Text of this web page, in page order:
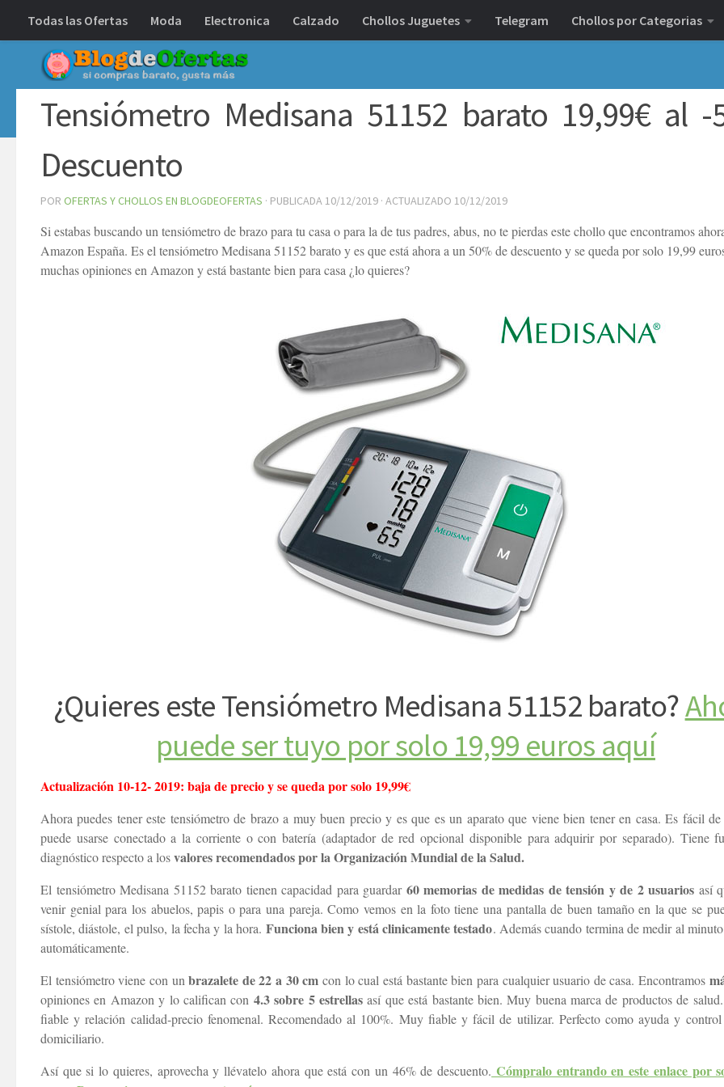
Debajo del contenido
Todas las Ofertas Moda Electronica Calzado Chollos Juguetes Telegram Chollos por Categorias
Tensiómetro Medisana 51152 barato 19,99€ al -
Descuento
POR OFERTAS Y CHOLLOS EN BLOGDEOFERTAS · PUBLICADA 10/12/2019 · ACTUALIZADO 10/12/2019
Si estabas buscando un tensiómetro de brazo para tu casa o para la de tus padres, abus, no te pierdas este chollo que encontramos
Amazon España. Es el tensiómetro Medisana 51152 barato y es que está ahora a un 50% de descuento y se queda por solo 19,99
muchas opiniones en Amazon y está bastante bien para casa ¿lo quieres?
¿Quieres este Tensiómetro Medisana 51152 barato?
puede ser tuyo por solo 19,99 euros aquí
Actualización 10-12- 2019: baja de precio y se queda por solo 19,99€
Ahora puedes tener este tensiómetro de brazo a muy buen precio y es que es un aparato que viene bien tener en casa. Es fácil
puede usarse conectado a la corriente o con batería (adaptador de red opcional disponible para adquirir por separado). Tiene
diagnóstico respecto a losvalores recomendados por la Organización Mundial de la Salud.
El tensiómetro Medisana 51152 barato tienen capacidad para guardar 60 memorias de medidas de tensión y de 2 usuarios así
venir genial para los abuelos, papis o para una pareja. Como vemos en la foto tiene una pantalla de buen tamaño en la que se
sístole, diástole, el pulso, la fecha y la hora. Funciona bien y está clinicamente testado. Además cuando termina de medir al
automáticamente.
El tensiómetro viene con unbrazalete de 22 a 30 cmcon lo cual está bastante bien para cualquier usuario de casa. Encontramos
opiniones en Amazon y lo califican con 4.3 sobre 5 estrellasasí que está bastante bien. Muy buena marca de productos de
fiable y relación calidad-precio fenomenal. Recomendado al 100%. Muy fiable y fácil de utilizar. Perfecto como ayuda y
domiciliario.
Así que si lo quieres, aprovecha y llévatelo ahora que está con un 46% de descuento. Cómpralo entrando en este enlace por